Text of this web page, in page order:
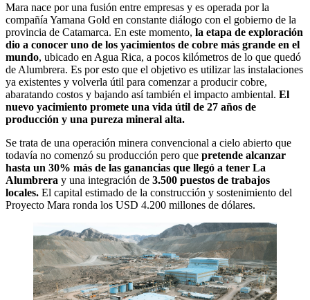
Mara nace por una fusión entre empresas y es operada por la
compañía Yamana Gold en constante diálogo con el gobierno de la
provincia de Catamarca. En este momento, la etapa de exploración
dio a conocer uno de los yacimientos de cobre más grande en el
mundo, ubicado en Agua Rica, a pocos kilómetros de lo que quedó
de Alumbrera. Es por esto que el objetivo es utilizar las instalaciones
ya existentes y volverla útil para comenzar a producir cobre,
abaratando costos y bajando así también el impacto ambiental. El
nuevo yacimiento promete una vida útil de 27 años de
producción y una pureza mineral alta.
Se trata de una operación minera convencional a cielo abierto que
todavía no comenzó su producción pero que pretende alcanzar
hasta un 30% más de las ganancias que llegó a tener La
Alumbrera y una integración de 3.500 puestos de trabajos
locales. El capital estimado de la construcción y sostenimiento del
Proyecto Mara ronda los USD 4.200 millones de dólares.